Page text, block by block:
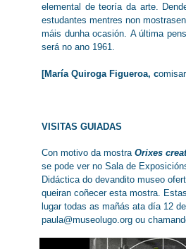
elemental de teoría da arte.
estudantes mentres non
máis dunha ocasión. A última
será no ano 1961.
[María Quiroga Figueroa, c
VISITAS GUIADAS
Con motivo da mostra Orixes
se pode ver no Sala de
Didáctica do devandito museo
queiran coñecer esta mostra.
lugar todas as mañás ata día 12
paula@museolugo.org ou